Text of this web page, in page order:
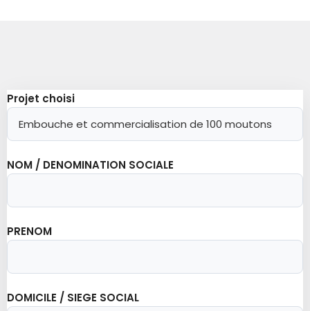
Projet choisi
NOM / DENOMINATION SOCIALE
PRENOM
DOMICILE / SIEGE SOCIAL